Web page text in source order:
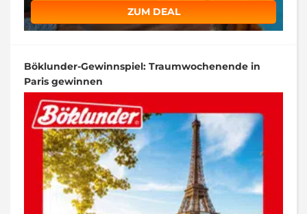
ZUM DEAL
Böklunder-Gewinnspiel: Traumwochenende in
Paris gewinnen